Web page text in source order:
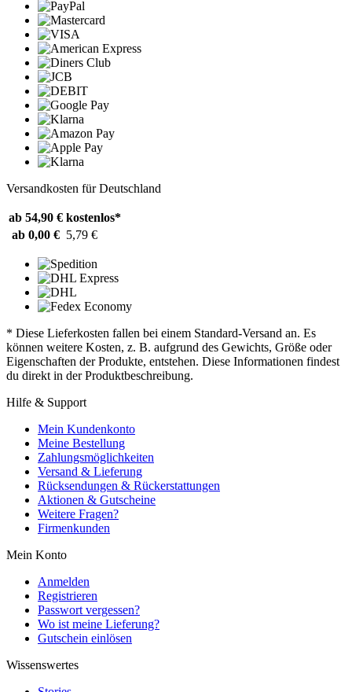
Versandkosten für Deutschland
ab 54,90 € kostenlos*
ab 0,00 € 5,79 €
* Diese Lieferkosten fallen bei einem Standard-Versand an. Es
können weitere Kosten, z. B. aufgrund des Gewichts, Größe oder
Eigenschaften der Produkte, entstehen. Diese Informationen findest
du direkt in der Produktbeschreibung.
Hilfe & Support
Mein Kundenkonto
Meine Bestellung
Zahlungsmöglichkeiten
Versand & Lieferung
Rücksendungen & Rückerstattungen
Aktionen & Gutscheine
Weitere Fragen?
Firmenkunden
Mein Konto
Anmelden
Registrieren
Passwort vergessen?
Wo ist meine Lieferung?
Gutschein einlösen
Wissenswertes